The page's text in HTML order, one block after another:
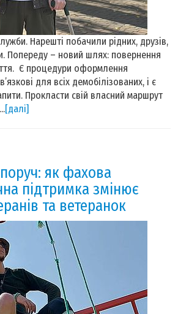
Нарешті побачили рідних, друзів,
Попереду – новий шлях: повернення
Є процедури оформлення
для всіх демобілізованих, і є
Прокласти свій власний маршрут
[далі]
як фахова
підтримка змінює
та ветеранок